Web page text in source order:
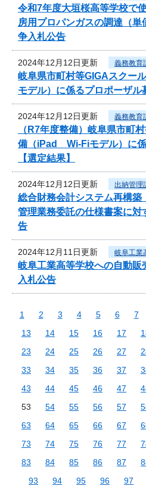
令和7年度大垣桜高等学校で
房用プロパンガスの調達（
争入札公告
2024年12月12日更新 義務教育
岐阜県市町村等GIGAスクー
モデル）に係るプロポーザル
2024年12月12日更新 義務教育
（R7年度整備）岐阜県市町
備（iPad Wi-Fiモデル）に
【選定結果】
2024年12月12日更新 出納管理
総合財務会計システム再構築
管理業務委託の仕様書案に対
告
2024年12月11日更新 岐阜工業
岐阜工業高等学校への自動販
入札公告
1 2 3 4 5 6 7
13
14 15 16 17
23
24 25 26 27
33
34 35 36 37
43
44 45 46 47
53
54 55 56 57
63
64 65 66 67
73
74 75 76 77
83
84 85 86 87
93
94 95 96 97